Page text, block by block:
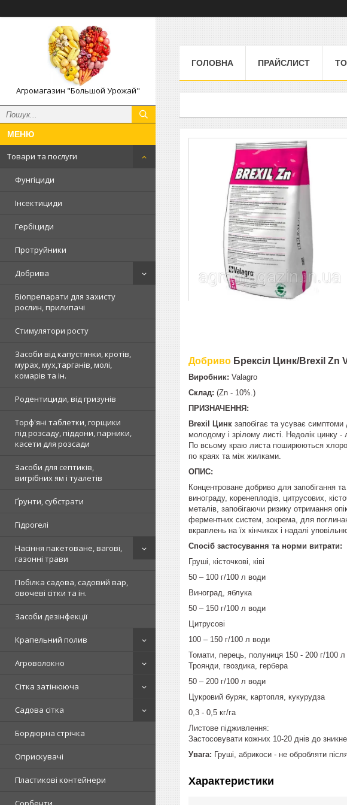
Агромагазин "Большой Урожай"
Товари та послуги
Фунгіциди
Інсектициди
Гербіциди
Протруйники
Добрива
Біопрепарати для захисту
рослин, прилипачі
Стимулятори росту
Засоби від капустянки, кротів,
мурах, мух,тарганів, молі,
комарів та ін.
Родентициди, від гризунів
Торф'яні таблетки, горщики
під розсаду, піддони, парники,
касети для розсади
Засоби для септиків,
вигрібних ям і туалетів
Ґрунти, субстрати
Гідрогелі
Насіння пакетоване, вагові,
газонні трави
Побілка садова, садовий вар,
овочеві сітки та ін.
Засоби дезінфекції
Крапельний полив
Агроволокно
Сітка затінююча
Садова сітка
Бордюрна стрічка
Оприскувачі
Пластикові контейнери
ГОЛОВНА ПРАЙСЛИСТ
Добриво Брексіл Цинк/Brexil Zn
Виробник: Valagro
Склад: (Zn - 10%.)
ПРИЗНАЧЕННЯ:
Brexil Цинк запобігає та усуває
молодому і зрілому листі. Недолік цинку
По всьому краю листа поширюються
по краях та між жилками.
ОПИС:
Концентроване добриво для запобігання
винограду, коренеплодів, цитрусових,
металів, запобігаючи ризику отримання
ферментних систем, зокрема, для
вкраплень на їх кінчиках і надалі
Спосіб застосування та норми витрати:
Груші, кісточкові, ківі
50 – 100 г/100 л води
Виноград, яблука
50 – 150 г/100 л води
Цитрусові
100 – 150 г/100 л води
Томати, перець, полуниця 150 - 200 г/100
Троянди, гвоздика, гербера
50 – 200 г/100 л води
Цукровий буряк, картопля, кукурудза
0,3 - 0,5 кг/га
Листове підживлення:
Застосовувати кожних 10-20 днів до
Увага: Груші, абрикоси - не обробляти
Характеристики